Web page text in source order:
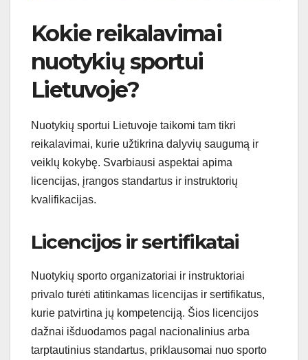
Kokie reikalavimai
nuotykių sportui
Lietuvoje?
Nuotykių sportui Lietuvoje taikomi tam tikri
reikalavimai, kurie užtikrina dalyvių saugumą ir
veiklų kokybę. Svarbiausi aspektai apima
licencijas, įrangos standartus ir instruktorių
kvalifikacijas.
Licencijos ir sertifikatai
Nuotykių sporto organizatoriai ir instruktoriai
privalo turėti atitinkamas licencijas ir sertifikatus,
kurie patvirtina jų kompetenciją. Šios licencijos
dažnai išduodamos pagal nacionalinius arba
tarptautinius standartus, priklausomai nuo sporto